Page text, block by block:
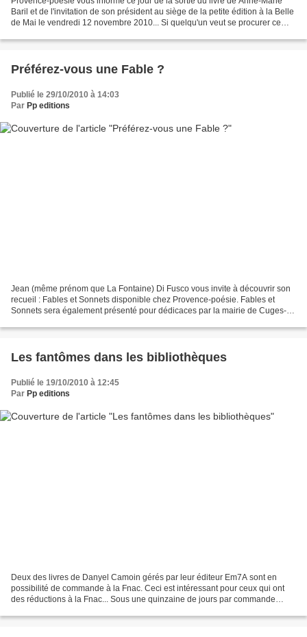
Baril et de l'invitation de son président au siège de la petite édition à la Belle
de Mai le vendredi 12 novembre 2010... Si quelqu'un veut se procurer ce
Préférez-vous une Fable ?
Publié le 29/10/2010 à 14:03
Par Pp editions
Jean (même prénom que La Fontaine) Di Fusco vous invite à découvrir son
recueil : Fables et Sonnets disponible chez Provence-poésie. Fables et
Sonnets sera également présenté pour dédicaces par la mairie de Cuges-
Les fantômes dans les bibliothèques
Publié le 19/10/2010 à 12:45
Par Pp editions
Deux des livres de Danyel Camoin gérés par leur éditeur Em7A sont en
possibilité de commande à la Fnac. Ceci est intéressant pour ceux qui ont
des réductions à la Fnac... Sous une quinzaine de jours par commande